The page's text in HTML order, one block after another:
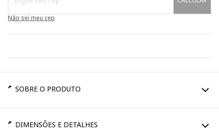
Não sei meu cep
SOBRE O PRODUTO
DIMENSÕES E DETALHES